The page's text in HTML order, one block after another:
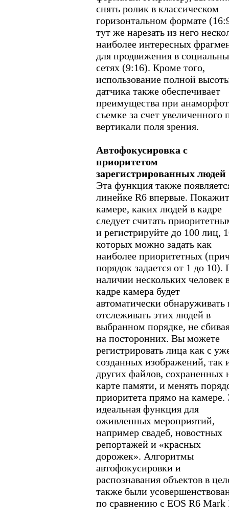
снять ролик в классическом
горизонтальном формате
тут же нарезать из него
наиболее интересных
для продвижения в
сетях (9:16). Кроме того,
использование полной
датчика также обеспечивает
преимущества при
съемке за счет увеличенного
вертикали поля зрения.
Автофокусировка с
приоритетом
зарегистрированных людей
Эта функция также
линейке R6 впервые.
камере, каких людей в кадре
следует считать
и регистрируйте до 100 лиц,
которых можно задать как
наиболее приоритетных
порядок задается от 1 до 10).
наличии нескольких человек
кадре камера будет
автоматически обнаруживать
отслеживать этих людей в
выбранном порядке, не
на посторонних. Вы можете
регистрировать лица как с
созданных изображений, так
других файлов, сохраненных
карте памяти, и менять
приоритета прямо на камере.
идеальная функция для
оживленных мероприятий,
например свадеб, новостных
репортажей и «красных
дорожек». Алгоритмы
автофокусировки и
распознавания объектов в
также были
по сравнению с EOS R6